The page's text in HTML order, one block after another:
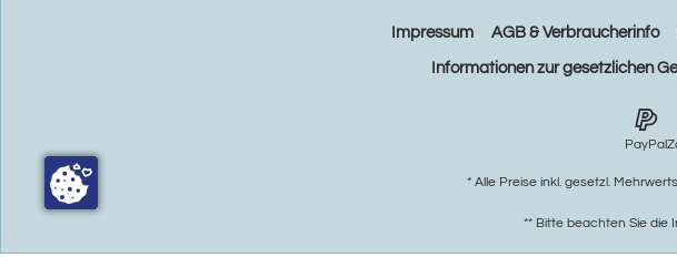
Impressum AGB & Verbraucherinfo
Informationen zur gesetzlichen
PayPal
* Alle Preise inkl. gesetzl.
** Bitte beachten Sie die